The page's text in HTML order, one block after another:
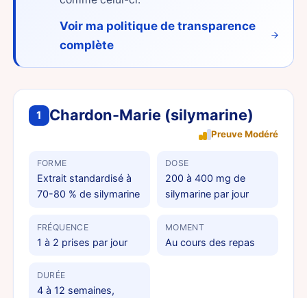
Voir ma politique de transparence
complète
1 Chardon-Marie (silymarine)
Preuve Modéré
FORME
Extrait standardisé à
70-80 % de silymarine
DOSE
200 à 400 mg de
silymarine par jour
FRÉQUENCE
1 à 2 prises par jour
MOMENT
Au cours des repas
DURÉE
4 à 12 semaines,